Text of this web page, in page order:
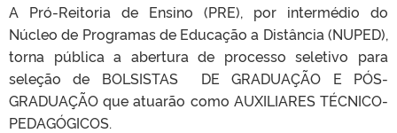
A Pró-Reitoria de Ensino (PRE), por intermédio do
Núcleo de Programas de Educação a Distância (NUPED),
torna pública a abertura de processo seletivo para
seleção de BOLSISTAS DE GRADUAÇÃO E PÓS-
GRADUAÇÃO que atuarão como AUXILIARES TÉCNICO-
PEDAGÓGICOS.